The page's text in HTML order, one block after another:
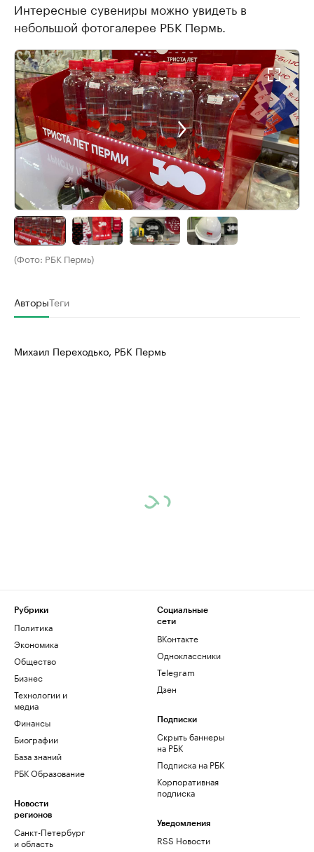
Интересные сувениры можно увидеть в
небольшой фотогалерее РБК Пермь.
(Фото: РБК Пермь)
АвторыТеги
Михаил Переходько, РБК Пермь
Рубрики
Политика
Экономика
Общество
Бизнес
Технологии и
медиа
Финансы
Биографии
База знаний
РБК Образование
Новости
регионов
Санкт-Петербург
и область
Социальные
сети
ВКонтакте
Одноклассники
Telegram
Дзен
Подписки
Скрыть баннеры
на РБК
Подписка на РБК
Корпоративная
подписка
Уведомления
RSS Новости